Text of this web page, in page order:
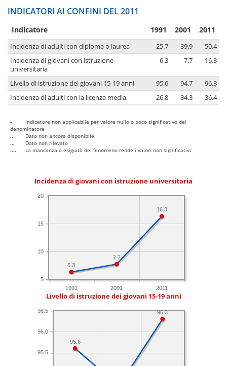
INDICATORI AI CONFINI DEL 2011
Indicatore 1991 2001 2011
Incidenza di adulti con diploma o laurea 25.7 39.9
50.4
Incidenza di giovani con istruzione
universitaria
6.3 7.7 16.3
Livello di istruzione dei giovani 15-19 anni 95.6 94.7
96.3
Incidenza di adulti con la licenza media
26.8 34.3 36.4
-
Indicatore non applicabile per valore nullo o poco significativo del
denominatore
..
Dato non ancora disponibile
...
Dato non rilevato
....
La mancanza o esiguità del fenomeno rende i valori non significativi
Incidenza di giovani con istruzione universitaria
1991 2001 2011
5
10
15
20
16.3
7.7
6.3
Livello di istruzione dei giovani 15-19 anni
95.5
96.0
96.5 96.3
95.6